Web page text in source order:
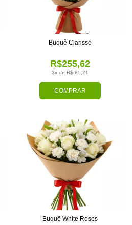
COMPRAR
3x de R$ 85,21
R$255,62
Buquê Clarisse
Buquê White Roses